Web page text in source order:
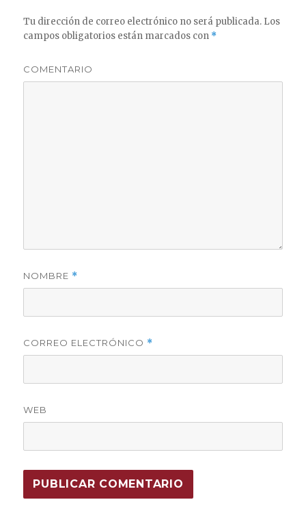
Tu dirección de correo electrónico no será publicada. Los
campos obligatorios están marcados con *
COMENTARIO
NOMBRE *
CORREO ELECTRÓNICO *
WEB